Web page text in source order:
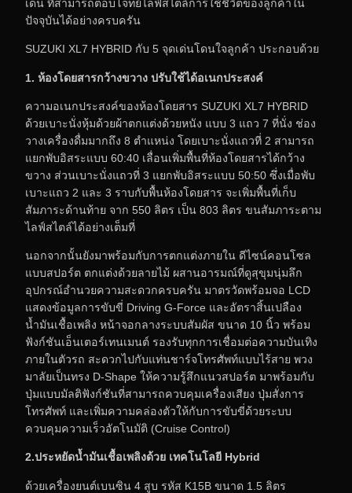
เด่น ที่สามารถตอบโจทย์ไลฟ์สไตล์การใช้ชีวิตของลูกค้าใน
ปัจจุบันได้อย่างครบครัน
SUZUKI XL7 HYBRID กับ 5 จุดเด่นโดนใจลูกค้า ประกอบด้วย
1. ห้องโดยสารกว้างขวาง ปรับใช้ได้อเนกประสงค์
ความอเนกประสงค์ของห้องโดยสาร SUZUKI XL7 HYBRID
ด้วยเบาะนั่งหุ้มด้วยผ้าตกแต่งด้วยหนัง แบบ 3 แถว 7 ที่นั่ง ช่อง
วางเครื่องดื่มมากถึง 8 ตำแหน่ง โดยเบาะนั่งแถวที่ 2 สามารถ
แยกพับอิสระแบบ 60:40 เลื่อนเพิ่มพื้นที่ห้องโดยสารได้กว้าง
ขวาง ส่วนเบาะนั่งแถวที่ 3 แยกพับอิสระแบบ 50:50 ซึ่งเมื่อพับ
เบาะแถว 2 และ 3 ราบกับพื้นห้องโดยสาร จะเพิ่มพื้นที่เก็บ
สัมภาระด้านท้าย จาก 550 ลิตร เป็น 803 ลิตร ขนสัมภาระตาม
ไลฟ์สไตล์ได้อย่างเต็มที่
นอกจากนั้นยังมาพร้อมกับการตกแต่งภายใน ดีไซน์คอนโซล
แบบสปอร์ต ตกแต่งด้วยลายไม้ ผสานอารมณ์ที่ดูสุขุมนุ่มลึก
อุปกรณ์อำนวยความสะดวกครบครัน มาตรวัดพร้อมจอ LCD
แสดงข้อมูลการขับขี่ Driving G-Force และอัตราสิ้นเปลือง
น้ำมันเชื้อเพลิง หน้าจอกลางระบบสัมผัส ขนาด 10 นิ้ว พร้อม
ฟังก์ชันเอ็นเตอร์เทนเมนต์ รองรับทุกการเชื่อมต่อความบันเทิง
ภายในตัวรถ สะดวกไปกับแท่นชาร์จโทรศัพท์แบบไร้สาย พวง
มาลัยเป็นทรง D-Shape ให้ความรู้สึกแนวสปอร์ต มาพร้อมกับ
ปุ่มแบบมัลติฟังก์ชันที่สามารถควบคุมเครื่องเสียง ปุ่มสั่งการ
โทรศัพท์ และเพิ่มความคล่องตัวให้กับการขับขี่ด้วยระบบ
ควบคุมความเร็วอัตโนมัติ (Cruise Control)
2.ประหยัดน้ำมันเชื้อเพลิงด้วย เทคโนโลยี Hybrid
ด้วยเครื่องยนต์เบนซิน 4 สูบ รหัส K15B ขนาด 1.5 ลิตร